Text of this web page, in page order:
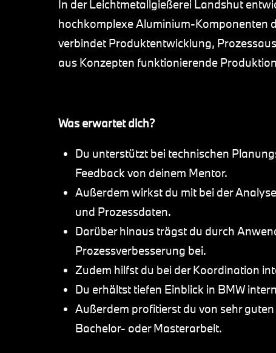
In der Leichtmetallgießerei Landshut
hochkomplexe Aluminium-Komponenten
verbindet Produktentwicklung,
aus Konzepten funktionierende
Was erwartet dich?
Du unterstützt bei technischen
Feedback von deinem Mentor.
Außerdem wirkst du mit bei der
und Prozessdaten.
Darüber hinaus trägst du durch
Prozessverbesserung bei.
Zudem hilfst du bei der Koordination
Du erhältst tiefen Einblick in BMW
Außerdem profitierst du von sehr
Bachelor- oder Masterarbeit.